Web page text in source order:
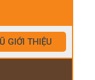
GIỚI THIỆU